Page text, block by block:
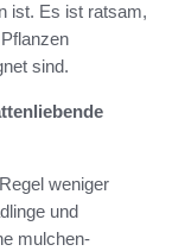
ist. Es ist ratsam,
sind.
weniger
und
mulchen-